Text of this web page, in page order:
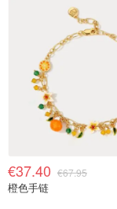
€37.40 €67.95
橙色手链